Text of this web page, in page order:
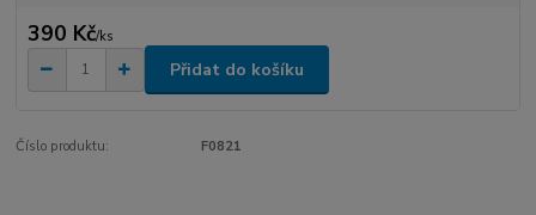
390 Kč/ks
Přidat do košíku
Číslo produktu: F0821